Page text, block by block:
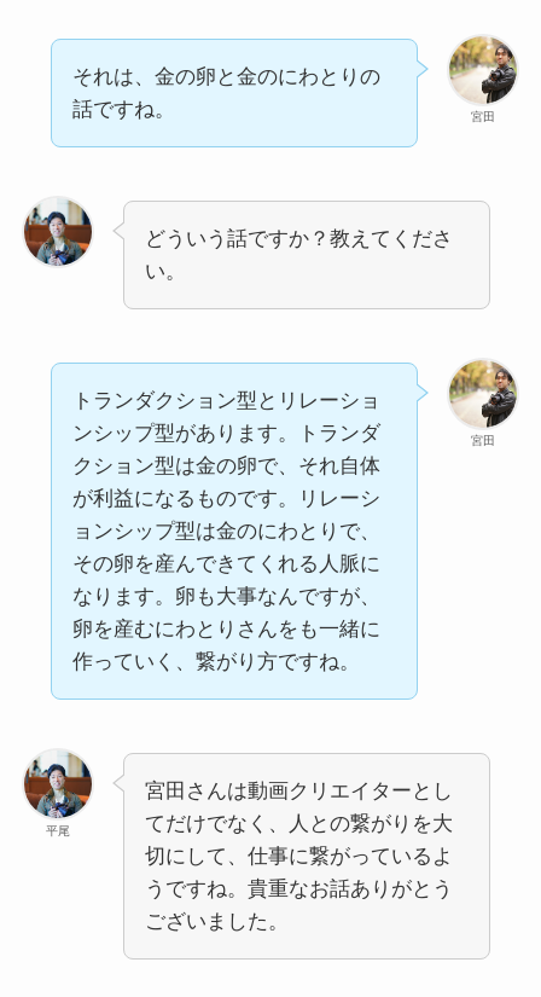
宮田
それは、金の卵と金のにわとりの
話ですね。
どういう話ですか？教えてくださ
い。
宮田
トランダクション型とリレーショ
ンシップ型があります。トランダ
クション型は金の卵で、それ自体
が利益になるものです。リレーシ
ョンシップ型は金のにわとりで、
その卵を産んできてくれる人脈に
なります。卵も大事なんですが、
卵を産むにわとりさんをも一緒に
作っていく、繋がり方ですね。
平尾
宮田さんは動画クリエイターとし
てだけでなく、人との繋がりを大
切にして、仕事に繋がっているよ
うですね。貴重なお話ありがとう
ございました。